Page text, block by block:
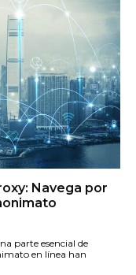
Navega por
parte esencial de
en línea han